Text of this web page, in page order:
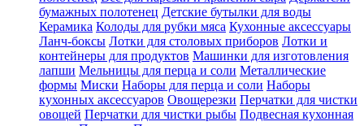
бумажных полотенец Детские бутылки для воды
Керамика Колоды для рубки мяса Кухонные аксессуары
Ланч-боксы Лотки для столовых приборов Лотки и
контейнеры для продуктов Машинки для изготовления
лапши Мельницы для перца и соли Металлические
формы Миски Наборы для перца и соли Наборы
кухонных аксессуаров Овощерезки Перчатки для чистки
овощей Перчатки для чистки рыбы Подвесная кухонная